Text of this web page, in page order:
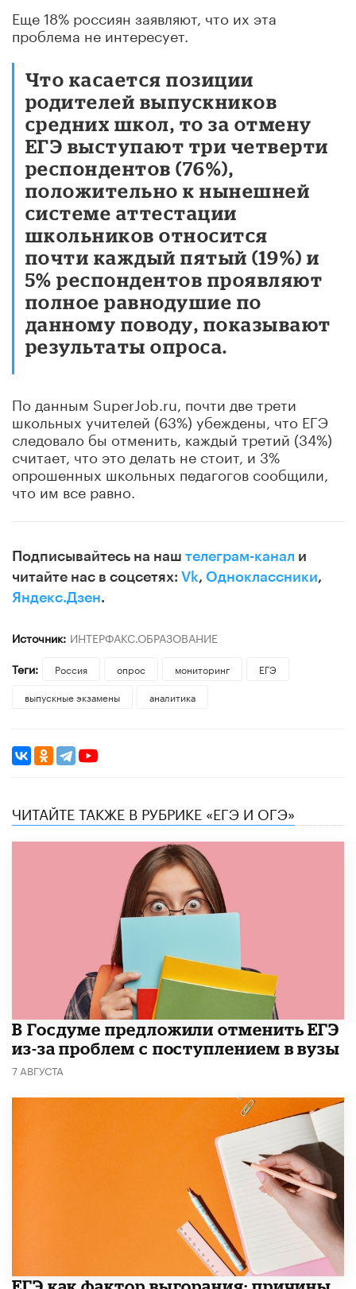
Еще 18% россиян заявляют, что их эта
проблема не интересует.
Что касается позиции
родителей выпускников
средних школ, то за отмену
ЕГЭ выступают три четверти
респондентов (76%),
положительно к нынешней
системе аттестации
школьников относится
почти каждый пятый (19%) и
5% респондентов проявляют
полное равнодушие по
данному поводу, показывают
результаты опроса.
По данным SuperJob.ru, почти две трети
школьных учителей (63%) убеждены, что ЕГЭ
следовало бы отменить, каждый третий (34%)
считает, что это делать не стоит, и 3%
опрошенных школьных педагогов сообщили,
что им все равно.
Подписывайтесь на наш телеграм-канал и
читайте нас в соцсетях: Vk, Одноклассники,
Яндекс.Дзен.
Источник: ИНТЕРФАКС.ОБРАЗОВАНИЕ
Теги:
Россия опрос мониторинг
ЕГЭ
выпускные экзамены
аналитика
ЧИТАЙТЕ ТАКЖЕ В РУБРИКЕ «ЕГЭ И ОГЭ»
В Госдуме предложили отменить ЕГЭ
из-за проблем с поступлением в вузы
7 АВГУСТА